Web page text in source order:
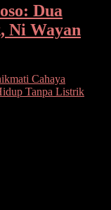
Dua
Ni Wayan
Cahaya
Tanpa Listrik